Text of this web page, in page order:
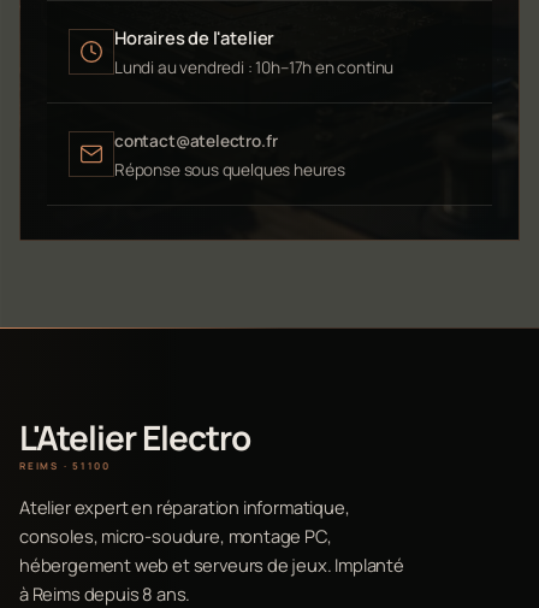
Horaires de l'atelier
Lundi au vendredi : 10h–17h en continu
contact@atelectro.fr
Réponse sous quelques heures
L'Atelier Electro
REIMS · 51100
Atelier expert en réparation informatique,
consoles, micro-soudure, montage PC,
hébergement web et serveurs de jeux. Implanté
à Reims depuis 8 ans.